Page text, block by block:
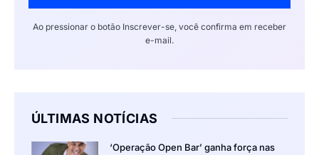
Ao pressionar o botão Inscrever-se, você confirma em receber
e-mail.
ÚLTIMAS NOTÍCIAS
‘Operação Open Bar’ ganha força nas